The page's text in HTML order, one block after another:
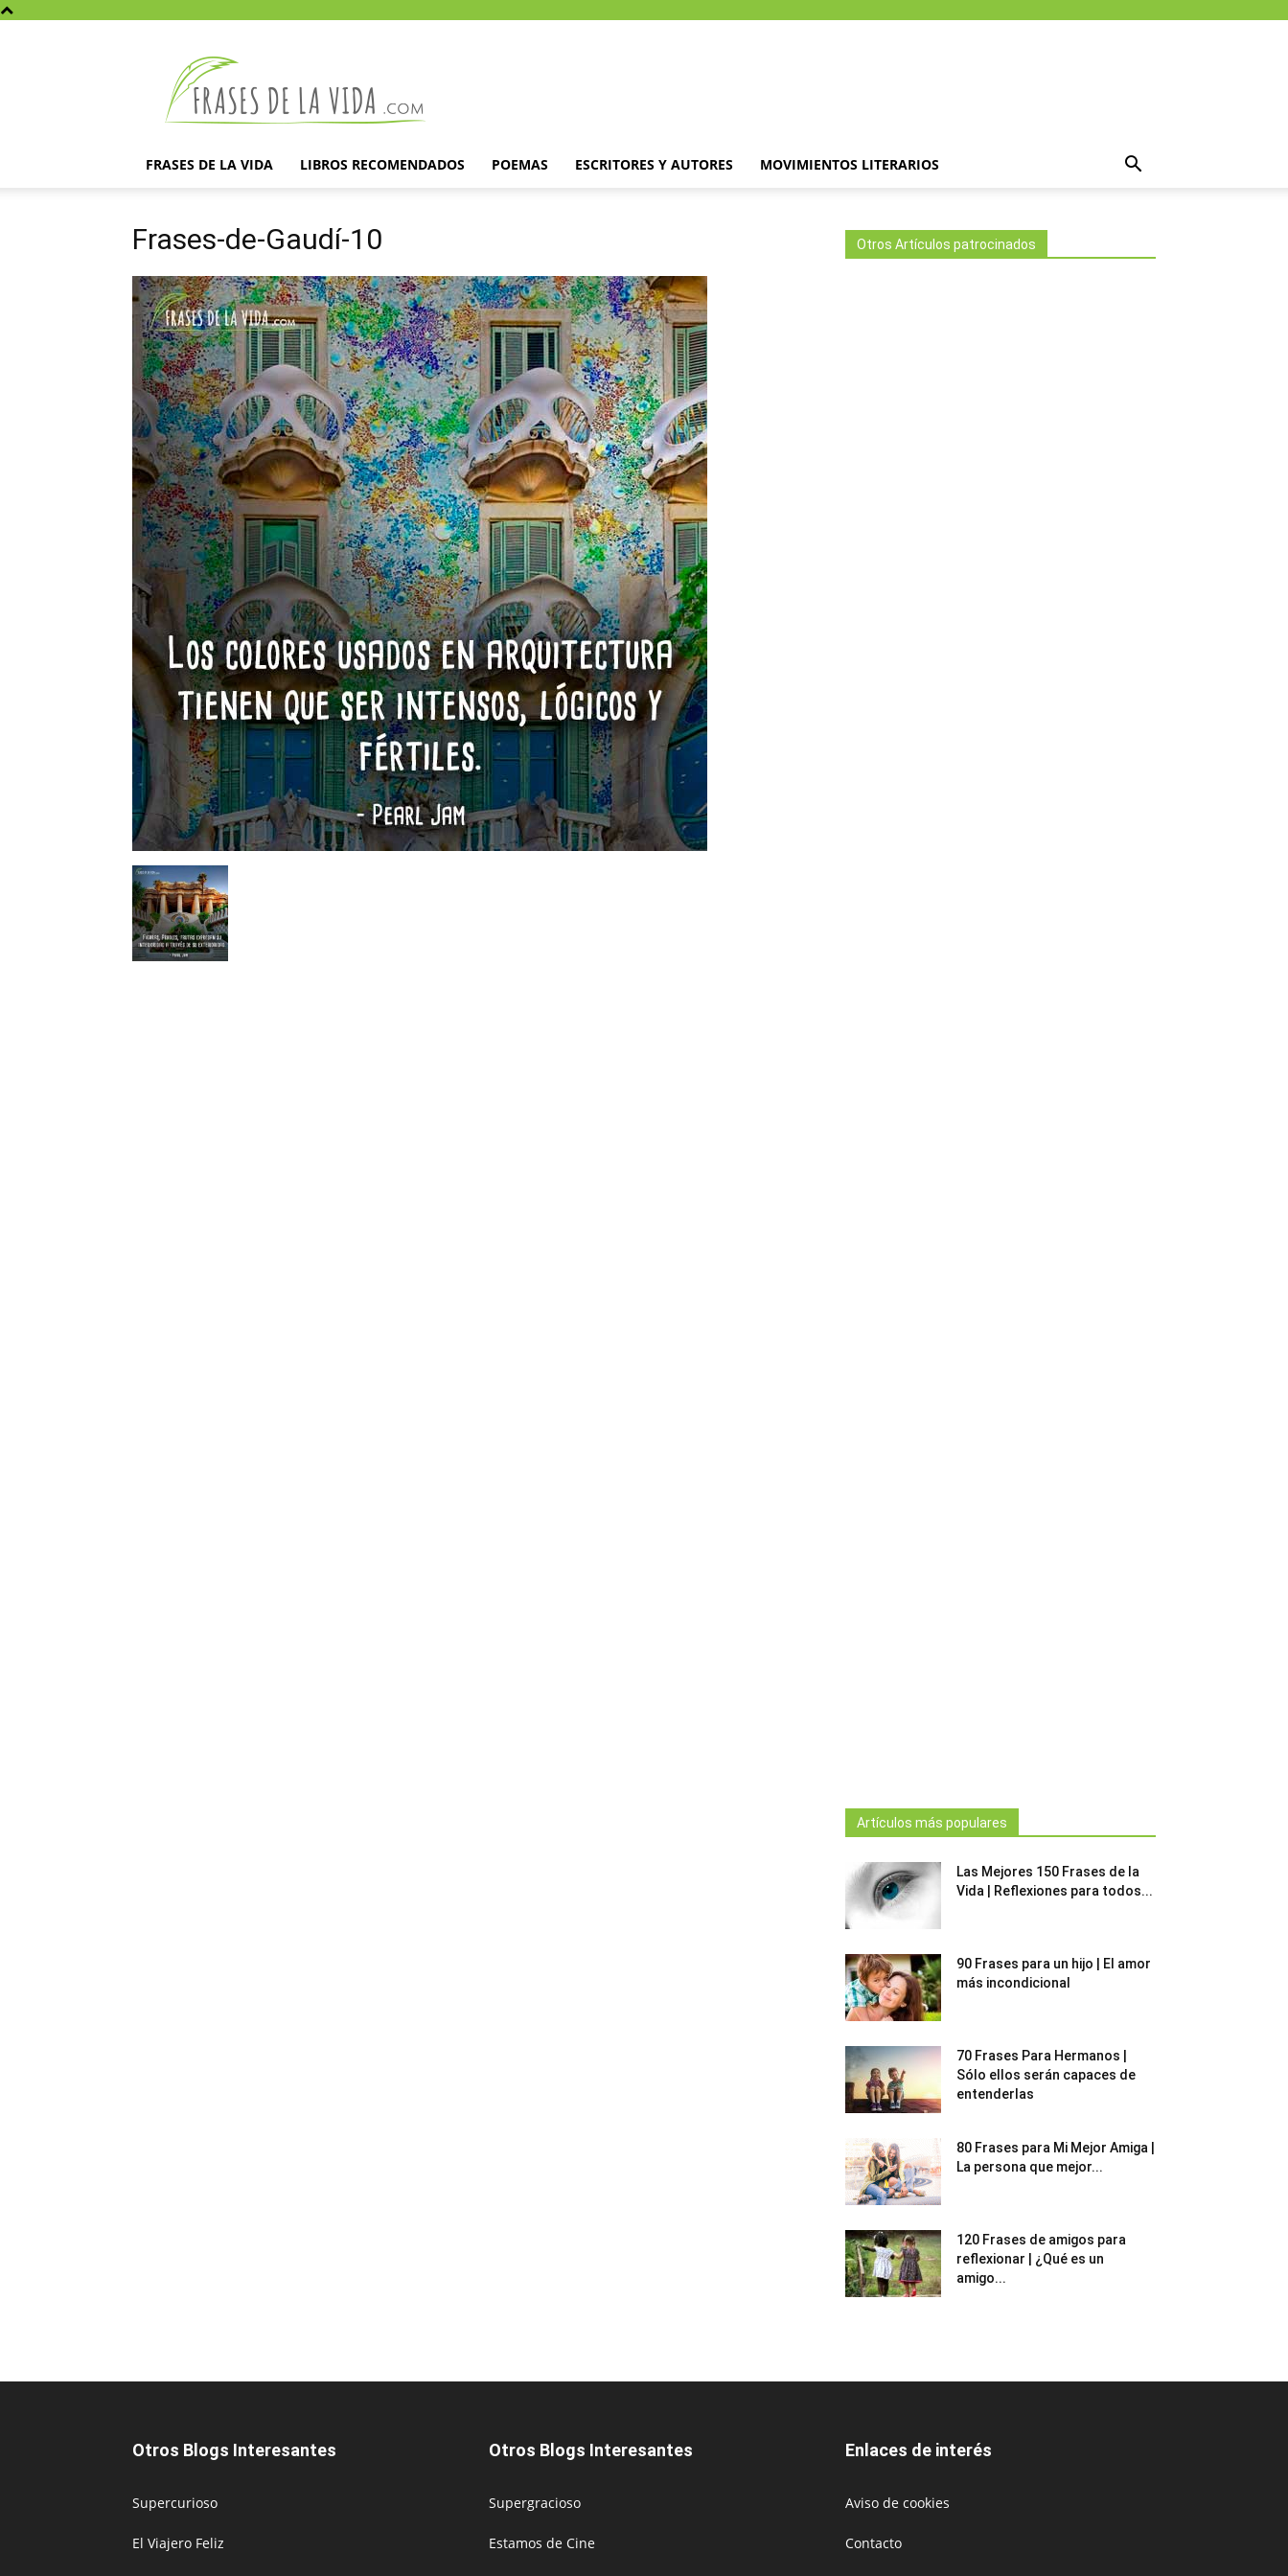
la
vida
FRASES DE LA VIDA LIBROS RECOMENDADOS POEMAS ESCRITORES Y AUTORES MOVIMIENTOS LITERARIOS
Frases-de-Gaudí-10 Otros Artículos patrocinados
Artículos más populares
Las Mejores 150 Frases de la
Vida | Reflexiones para todos...
90 Frases para un hijo | El amor
más incondicional
70 Frases Para Hermanos |
Sólo ellos serán capaces de
entenderlas
80 Frases para Mi Mejor Amiga |
La persona que mejor...
120 Frases de amigos para
reflexionar | ¿Qué es un
amigo...
Otros Blogs Interesantes
Supercurioso
El Viajero Feliz
Otros Blogs Interesantes
Supergracioso
Estamos de Cine
Enlaces de interés
Aviso de cookies
Contacto